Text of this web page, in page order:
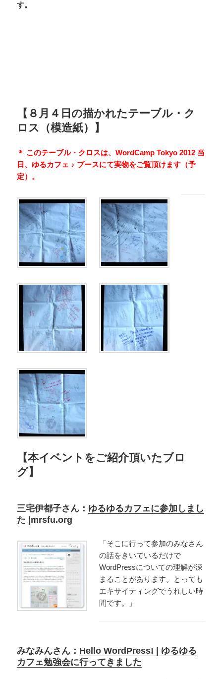
す。
【８月４日の描かれたテーブル・ク
ロス（模造紙）】
＊ このテーブル・クロスは、WordCamp Tokyo 2012 当
日、ゆるカフェ ♪ ブースにて実物をご覧頂けます（予
定）。
【本イベントをご紹介頂いたブロ
グ】
三宅伊都子さん： ゆるゆるカフェに参加しまし
た |mrsfu.org
「そこに行って参加のみなさん
の話をきいているだけで
WordPressについての理解が深
まることがあります。とっても
エキサイティングでうれしい時
間です。」
みなみんさん： Hello WordPress! | ゆるゆる
カフェ勉強会に行ってきました